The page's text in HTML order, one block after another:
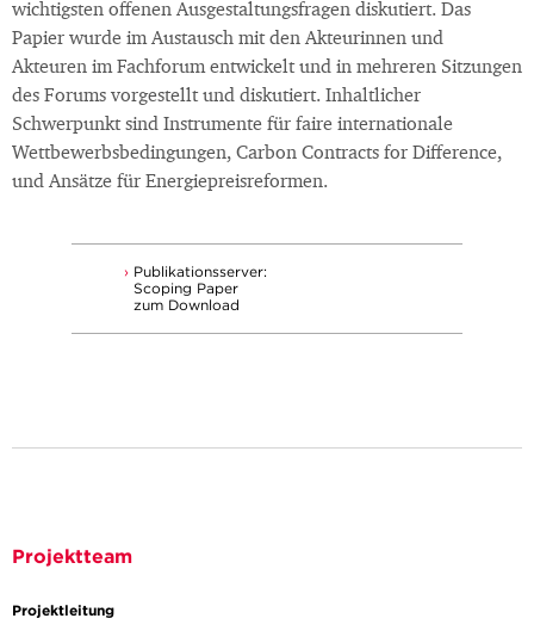
wichtigsten offenen Ausgestaltungsfragen diskutiert. Das
Papier wurde im Austausch mit den Akteurinnen und
Akteuren im Fachforum entwickelt und in mehreren Sitzungen
des Forums vorgestellt und diskutiert. Inhaltlicher
Schwerpunkt sind Instrumente für faire internationale
Wettbewerbsbedingungen, Carbon Contracts for Difference,
und Ansätze für Energiepreisreformen.
Publikationsserver:
Scoping Paper
zum Download
Projektteam
Projektleitung